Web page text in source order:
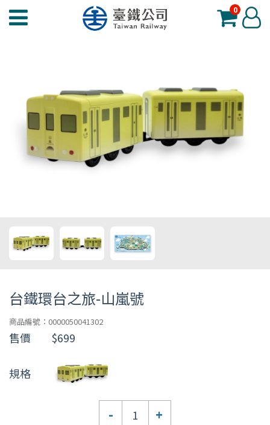
臺
0 登
入
台鐵環台之旅-山嵐號
商品編號：0000050041302
售價 $699
規格
- +